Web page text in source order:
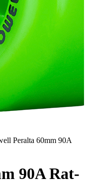
Peralta 60mm 90A
90A Rat-